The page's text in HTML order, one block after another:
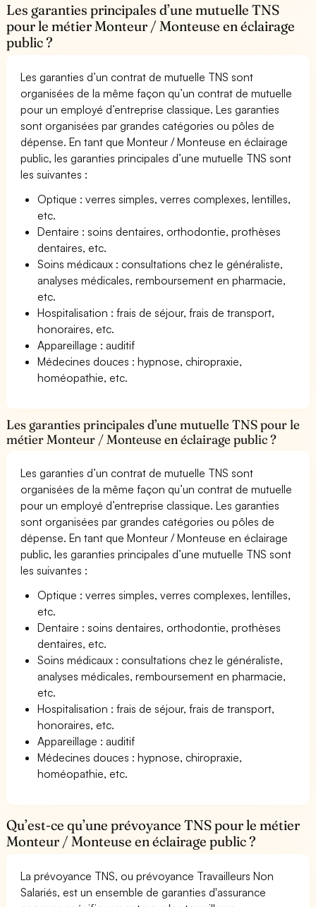
Les garanties principales d’une mutuelle TNS
pour le métier Monteur / Monteuse en éclairage
public ?
Les garanties d’un contrat de mutuelle TNS sont
organisées de la même façon qu’un contrat de mutuelle
pour un employé d’entreprise classique. Les garanties
sont organisées par grandes catégories ou pôles de
dépense. En tant que Monteur / Monteuse en éclairage
public, les garanties principales d’une mutuelle TNS sont
les suivantes :
Optique : verres simples, verres complexes, lentilles,
etc.
Dentaire : soins dentaires, orthodontie, prothèses
dentaires, etc.
Soins médicaux : consultations chez le généraliste,
analyses médicales, remboursement en pharmacie,
etc.
Hospitalisation : frais de séjour, frais de transport,
honoraires, etc.
Appareillage : auditif
Médecines douces : hypnose, chiropraxie,
homéopathie, etc.
Les garanties principales d’une mutuelle TNS pour le
métier Monteur / Monteuse en éclairage public ?
Les garanties d’un contrat de mutuelle TNS sont
organisées de la même façon qu’un contrat de mutuelle
pour un employé d’entreprise classique. Les garanties
sont organisées par grandes catégories ou pôles de
dépense. En tant que Monteur / Monteuse en éclairage
public, les garanties principales d’une mutuelle TNS sont
les suivantes :
Optique : verres simples, verres complexes, lentilles,
etc.
Dentaire : soins dentaires, orthodontie, prothèses
dentaires, etc.
Soins médicaux : consultations chez le généraliste,
analyses médicales, remboursement en pharmacie,
etc.
Hospitalisation : frais de séjour, frais de transport,
honoraires, etc.
Appareillage : auditif
Médecines douces : hypnose, chiropraxie,
homéopathie, etc.
Qu’est-ce qu’une prévoyance TNS pour le métier
Monteur / Monteuse en éclairage public ?
La prévoyance TNS, ou prévoyance Travailleurs Non
Salariés, est un ensemble de garanties d'assurance